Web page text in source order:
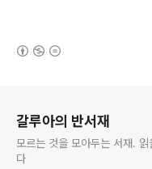
갈루아의 반서재
모르는 것을 모아두는 서재.
다